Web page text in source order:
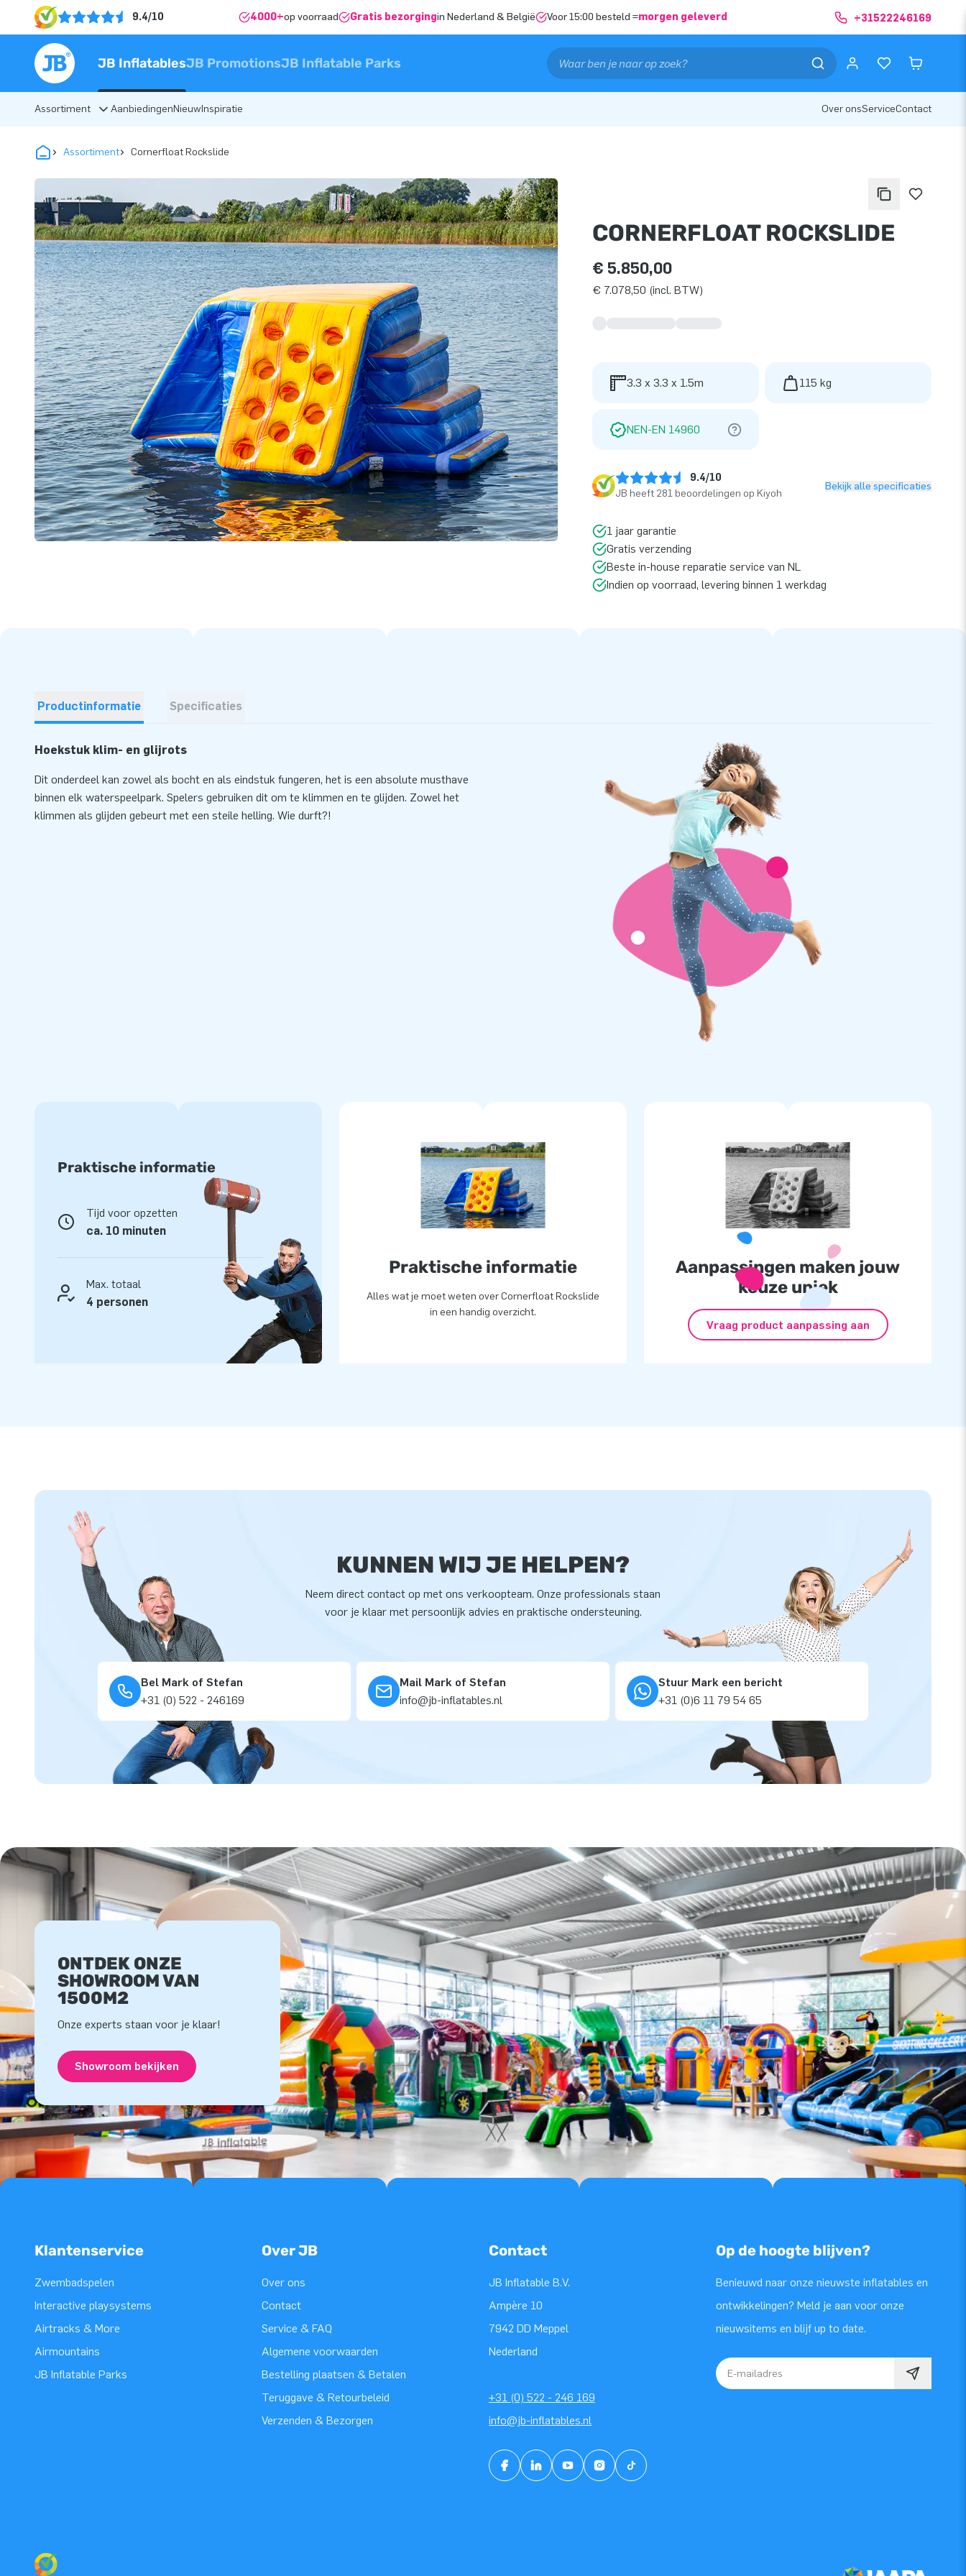
9.4/10 4000+op voorraad Gratis bezorgingin Nederland & België Voor 15:00 besteld =morgen geleverd +31522246169
JB InflatablesJB PromotionsJB Inflatable Parks
Assortiment AanbiedingenNieuwInspiratie Over onsServiceContact
Assortiment Cornerfloat Rockslide
CORNERFLOAT ROCKSLIDE
€ 5.850,00
€ 7.078,50 (incl. BTW)
3.3 x 3.3 x 1.5m 115 kg
NEN-EN 14960
9.4/10
JB heeft 281 beoordelingen op Kiyoh
Bekijk alle specificaties
1 jaar garantie
Gratis verzending
Beste in-house reparatie service van NL
Indien op voorraad, levering binnen 1 werkdag
Productinformatie Specificaties
Hoekstuk klim- en glijrots
Dit onderdeel kan zowel als bocht en als eindstuk fungeren, het is een absolute musthave
binnen elk waterspeelpark. Spelers gebruiken dit om te klimmen en te glijden. Zowel het
klimmen als glijden gebeurt met een steile helling. Wie durft?!
Praktische informatie
Tijd voor opzetten
ca. 10 minuten
Max. totaal
4 personen
Praktische informatie
Alles wat je moet weten over Cornerfloat Rockslide
in een handig overzicht.
Aanpassingen maken jouw
keuze uniek
Vraag product aanpassing aan
KUNNEN WIJ JE HELPEN?
Neem direct contact op met ons verkoopteam. Onze professionals staan
voor je klaar met persoonlijk advies en praktische ondersteuning.
Bel Mark of Stefan
+31 (0) 522 - 246169
Mail Mark of Stefan
info@jb-inflatables.nl
Stuur Mark een bericht
+31 (0)6 11 79 54 65
ONTDEK ONZE
SHOWROOM VAN
1500M2
Onze experts staan voor je klaar!
Showroom bekijken
Klantenservice
Zwembadspelen
Interactive playsystems
Airtracks & More
Airmountains
JB Inflatable Parks
Over JB
Over ons
Contact
Service & FAQ
Algemene voorwaarden
Bestelling plaatsen & Betalen
Teruggave & Retourbeleid
Verzenden & Bezorgen
Contact
JB Inflatable B.V.
Ampère 10
7942 DD Meppel
Nederland
+31 (0) 522 - 246 169
info@jb-inflatables.nl
Op de hoogte blijven?
Benieuwd naar onze nieuwste inflatables en
ontwikkelingen? Meld je aan voor onze
nieuwsitems en blijf up to date.
E-mailadres